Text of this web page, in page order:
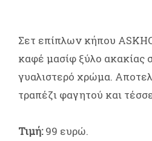
Σετ επίπλων κήπου
καφέ μασίφ ξύλο ακακίας
γυαλιστερό χρώμα.
τραπέζι φαγητού και
Τιμή:99 ευρώ.